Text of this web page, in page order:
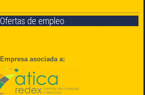
Ofertas de empleo
Empresa asociada a: